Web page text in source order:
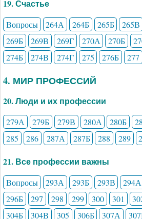
19. Счастье
Вопросы 264А 264Б 265Б 265В
269Б
269В 269Г 270А 270Б
274Б
274В 274Г 275 276Б 277
4. МИР ПРОФЕССИЙ
20. Люди и их профессии
279А 279Б 279В 280А 280Б
285
286 287А 287Б 288 289
21. Все профессии важны
Вопросы 293А 293Б 293В 294А
296Б
297 298 299 300 301
304Б
304В 305 306Б 307А